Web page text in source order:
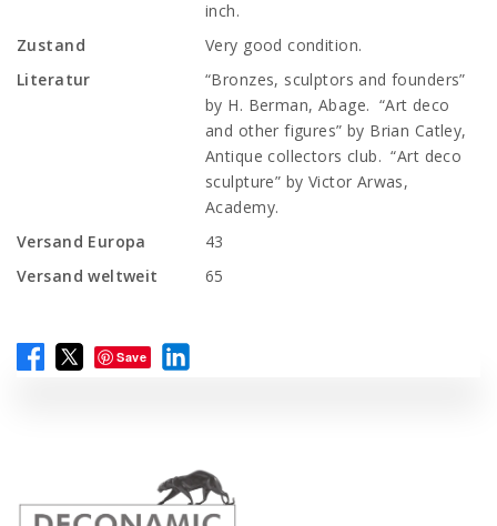
inch.
Zustand
Very good condition.
Literatur
“Bronzes, sculptors and founders”
by H. Berman, Abage. “Art deco
and other figures” by Brian Catley,
Antique collectors club. “Art deco
sculpture” by Victor Arwas,
Academy.
Versand Europa
43
Versand weltweit
65
Save